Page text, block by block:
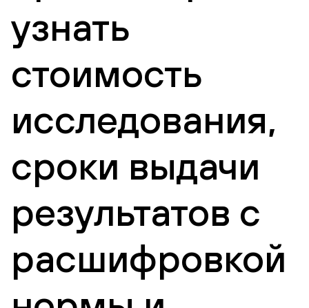
узнать
стоимость
исследования,
сроки выдачи
результатов с
расшифровкой